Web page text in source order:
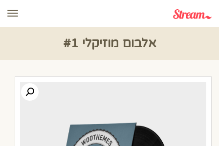
אלבום מוזיקלי #1